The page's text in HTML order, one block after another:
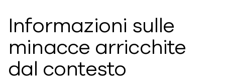
Informazioni sulle
minacce arricchite
dal contesto